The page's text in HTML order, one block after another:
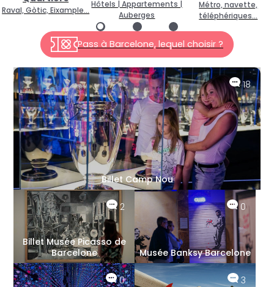
Raval, Gòtic, Eixample…
Hôtels | Appartements |
Auberges
Métro, navette,
téléphériques…
Pass à Barcelone, lequel choisir ?
18
Billet Camp Nou
2
Billet Musée Picasso de
Barcelone
0
Musée Banksy Barcelone
0 3